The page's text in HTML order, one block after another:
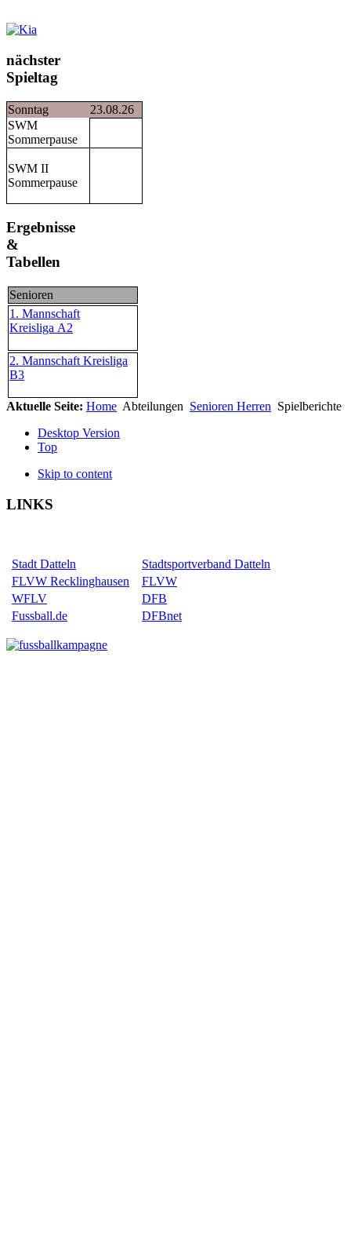
nächster
Spieltag
Sonntag
23.08.26
SWM
Sommerpause
SWM II
Sommerpause
Ergebnisse
&
Tabellen
Senioren
1. Mannschaft
Kreisliga A2
2. Mannschaft Kreisliga
B3
Aktuelle Seite: Home Abteilungen Senioren Herren Spielberichte
Desktop Version
Top
Skip to content
LINKS
Stadt Datteln
Stadtsportverband Datteln
FLVW Recklinghausen
FLVW
WFLV
DFB
Fussball.de
DFBnet